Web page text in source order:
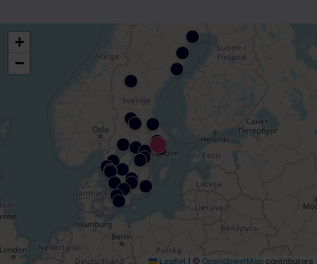
+
−
Leaflet © OpenStreetMap contributors